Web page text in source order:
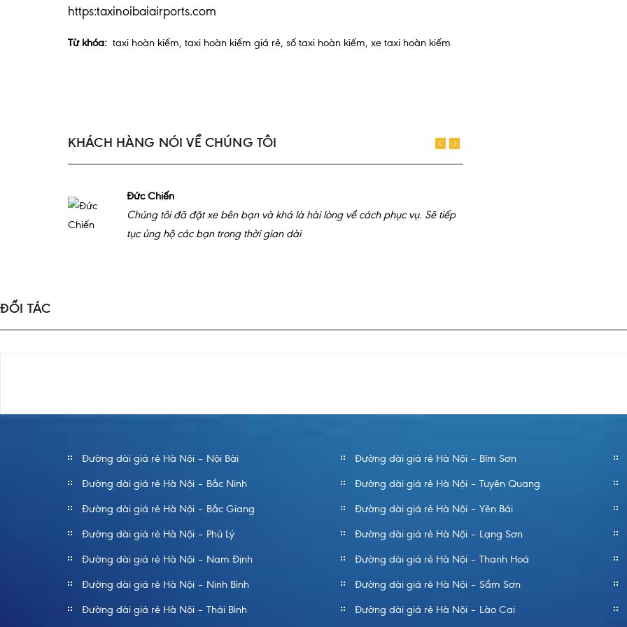
https:taxinoibaiairports.com
Từ khóa: taxi hoàn kiếm, taxi hoàn kiếm giá rẻ, số taxi hoàn kiếm, xe taxi hoàn kiếm
KHÁCH HÀNG NÓI VỀ CHÚNG TÔI
Đức Chiến
Chúng tôi đã đặt xe bên bạn và khá là hài lòng về cách phục vụ. Sẽ tiếp
tục ủng hộ các bạn trong thời gian dài
ĐỐI TÁC
Đường dài giá rẻ Hà Nội – Nội Bài
Đường dài giá rẻ Hà Nội – Bắc Ninh
Đường dài giá rẻ Hà Nội – Bắc Giang
Đường dài giá rẻ Hà Nội – Phủ Lý
Đường dài giá rẻ Hà Nội – Nam Định
Đường dài giá rẻ Hà Nội – Ninh Bình
Đường dài giá rẻ Hà Nội – Thái Bình
Đường dài giá rẻ Hà Nội – Bỉm Sơn
Đường dài giá rẻ Hà Nội – Tuyên Quang
Đường dài giá rẻ Hà Nội – Yên Bái
Đường dài giá rẻ Hà Nội – Lạng Sơn
Đường dài giá rẻ Hà Nội – Thanh Hoá
Đường dài giá rẻ Hà Nội – Sầm Sơn
Đường dài giá rẻ Hà Nội – Lào Cai